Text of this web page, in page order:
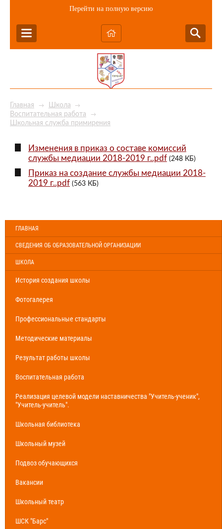
Перейти на полную версию
Главная → Школа →
Воспитательная работа →
Школьная служба примирения
Изменения в приказ о составе комиссий
службы медиации 2018-2019 г..pdf (248 КБ)
Приказ на создание службы медиации 2018-
2019 г..pdf (563 КБ)
ГЛАВНАЯ
СВЕДЕНИЯ ОБ ОБРАЗОВАТЕЛЬНОЙ ОРГАНИЗАЦИИ
ШКОЛА
История создания школы
Фотогалерея
Профессиональные стандарты
Методические материалы
Результат работы школы
Воспитательная работа
Реализация целевой модели наставничества "Учитель-ученик",
"Учитель-учитель".
Школьная библиотека
Школьный музей
Подвоз обучающихся
Вакансии
Школьный театр
ШСК "Барс"